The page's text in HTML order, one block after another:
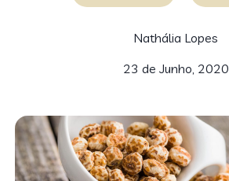
Nathália Lopes
23 de Junho, 2020